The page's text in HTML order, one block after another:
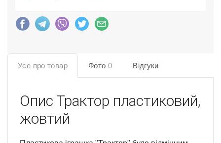
Усе про товар Фото 0 Відгуки
Опис Трактор пластиковий,
жовтий